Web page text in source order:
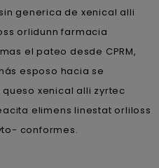
generica de xenical alli
orlidunn farmacia
el pateo desde CPRM,
esposo hacia se
xenical alli zyrtec
elimens linestat orliloss
conformes.